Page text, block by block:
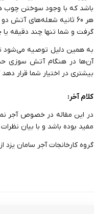
باشد که با وجود سوختن چوب‌
گرفت و شما تنها چند دقیقه
به همین دلیل توصیه می‌شود
آن‌ها در هنگام آتش سوزی
بیشتری در اختیار شما قرار
کلام آخر:
در این مقاله در خصوص آجر
مفید بوده باشد و با بیان
گروه کارخانجات آجر سامان یزد از سال 1361 در